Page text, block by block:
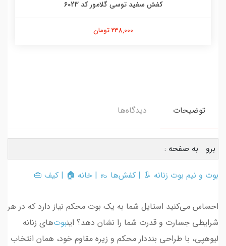
کفش سفید توسی گلامور کد 6023
238,000 تومان
توضیحات دیدگاه‌ها
برو به صفحه :
بوت و نیم بوت زنانه 👢 | کفش‌ها 👞 | خانه 🏠 | کیف 👜
احساس می‌کنید استایل شما به یک بوت محکم نیاز دارد که در هر
شرایطی جسارت و قدرت شما را نشان دهد؟ اینبوت‌های زنانه
لیوهپی، با طراحی بنددار محکم و زیره مقاوم خود، همان انتخاب